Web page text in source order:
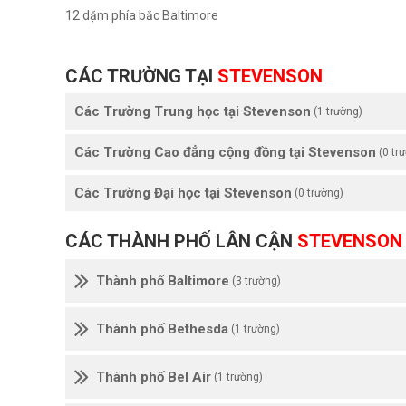
12 dặm phía bắc Baltimore
CÁC TRƯỜNG TẠI STEVENSON
Các Trường Trung học tại Stevenson (1 trường)
Các Trường Cao đẳng cộng đồng tại Stevenson (0
Các Trường Đại học tại Stevenson (0 trường)
CÁC THÀNH PHỐ LÂN CẬN STEVENSON
Thành phố Baltimore (3 trường)
Thành phố Bethesda (1 trường)
Thành phố Bel Air (1 trường)